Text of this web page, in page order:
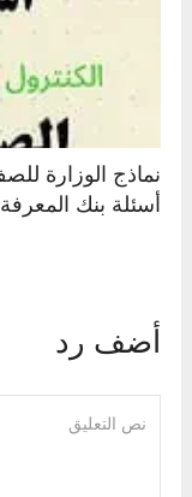
أسئلة بنك المعرفة
أضف رد